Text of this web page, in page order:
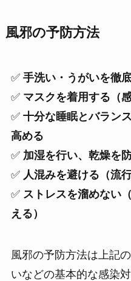
風邪の予防方法
✅ 手洗い・うがいを徹
✅ マスクを着用する（
✅ 十分な睡眠とバラン
高める
✅ 加湿を行い、乾燥を
✅ 人混みを避ける（流
✅ ストレスを溜めない
える）
風邪の予防方法は上記
いなどの基本的な感染